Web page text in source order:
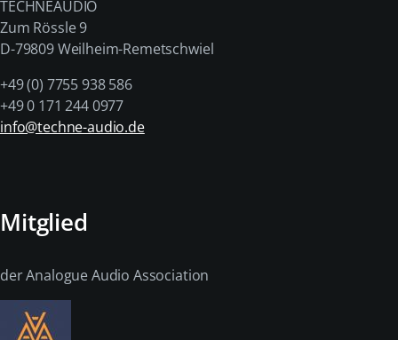
TECHNEAUDIO
Zum Rössle 9
D-79809 Weilheim-Remetschwiel
+49 (0) 7755 938 586
+49 0 171 244 0977
info@techne-audio.de
Mitglied
der Analogue Audio Association